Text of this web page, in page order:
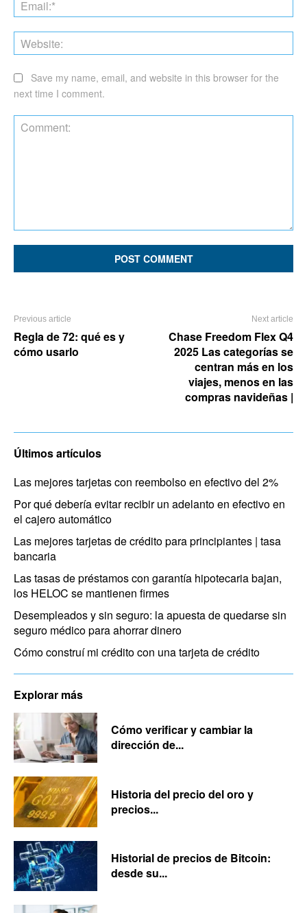
Save my name, email, and website in this browser for the
next time I comment.
Previous article
Regla de 72: qué es y
cómo usarlo
Next article
Chase Freedom Flex Q4
2025 Las categorías se
centran más en los
viajes, menos en las
compras navideñas |
Últimos artículos
Las mejores tarjetas con reembolso en efectivo del 2%
Por qué debería evitar recibir un adelanto en efectivo en
el cajero automático
Las mejores tarjetas de crédito para principiantes | tasa
bancaria
Las tasas de préstamos con garantía hipotecaria bajan,
los HELOC se mantienen firmes
Desempleados y sin seguro: la apuesta de quedarse sin
seguro médico para ahorrar dinero
Cómo construí mi crédito con una tarjeta de crédito
Explorar más
Cómo verificar y cambiar la
dirección de...
Historia del precio del oro y
precios...
Historial de precios de Bitcoin:
desde su...